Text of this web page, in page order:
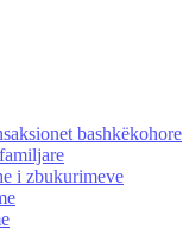
bashkëkohore
i zbukurimeve